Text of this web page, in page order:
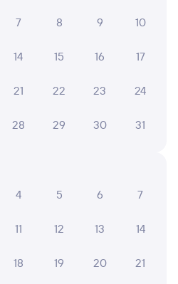
в Москву Павелецкую
дату
Ростов-Главный
в Белгород
21:09
ч 38 м в пути
7 8 9 10
14 15 16 17
21 22 23 24
28 29 30 31
4 5 6 7
11 12 13 14
18 19 20 21